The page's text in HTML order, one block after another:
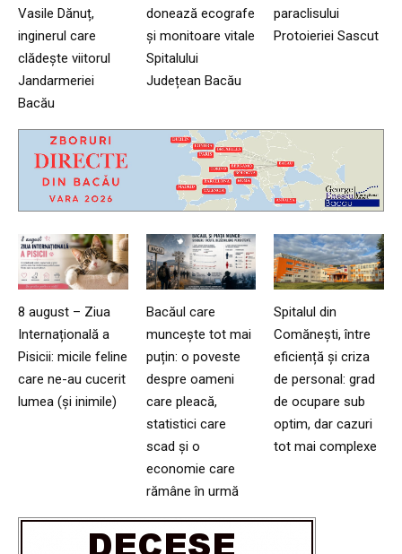
Vasile Dănuț,
inginerul care
clădește viitorul
Jandarmeriei
Bacău
donează ecografe
și monitoare vitale
Spitalului
Județean Bacău
paraclisului
Protoieriei Sascut
8 august – Ziua
Internațională a
Pisicii: micile feline
care ne-au cucerit
lumea (și inimile)
Bacăul care
muncește tot mai
puțin: o poveste
despre oameni
care pleacă,
statistici care
scad și o
economie care
rămâne în urmă
Spitalul din
Comănești, între
eficiență și criza
de personal: grad
de ocupare sub
optim, dar cazuri
tot mai complexe